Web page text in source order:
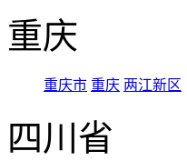
重庆
重庆市 重庆 两江新区
四川省